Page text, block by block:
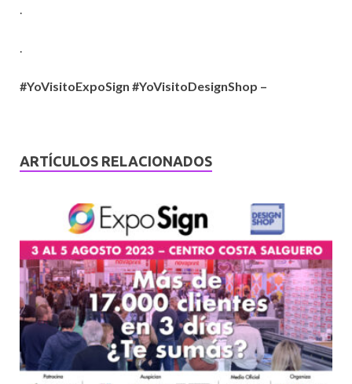
.
.
#YoVisitoExpoSign #YoVisitoDesignShop –
ARTÍCULOS RELACIONADOS